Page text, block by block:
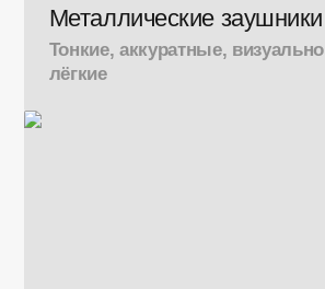
Металлические заушники
Тонкие, аккуратные, визуально
лёгкие